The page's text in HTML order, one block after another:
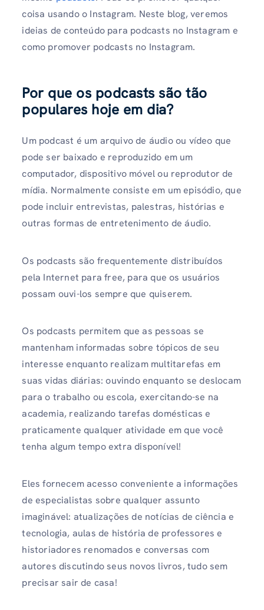
coisa usando o Instagram. Neste blog, veremos
ideias de conteúdo para podcasts no Instagram e
como promover podcasts no Instagram.
Por que os podcasts são tão
populares hoje em dia?
Um podcast é um arquivo de áudio ou vídeo que
pode ser baixado e reproduzido em um
computador, dispositivo móvel ou reprodutor de
mídia. Normalmente consiste em um episódio, que
pode incluir entrevistas, palestras, histórias e
outras formas de entretenimento de áudio.
Os podcasts são frequentemente distribuídos
pela Internet para free, para que os usuários
possam ouvi-los sempre que quiserem.
Os podcasts permitem que as pessoas se
mantenham informadas sobre tópicos de seu
interesse enquanto realizam multitarefas em
suas vidas diárias: ouvindo enquanto se deslocam
para o trabalho ou escola, exercitando-se na
academia, realizando tarefas domésticas e
praticamente qualquer atividade em que você
tenha algum tempo extra disponível!
Eles fornecem acesso conveniente a informações
de especialistas sobre qualquer assunto
imaginável: atualizações de notícias de ciência e
tecnologia, aulas de história de professores e
historiadores renomados e conversas com
autores discutindo seus novos livros, tudo sem
precisar sair de casa!